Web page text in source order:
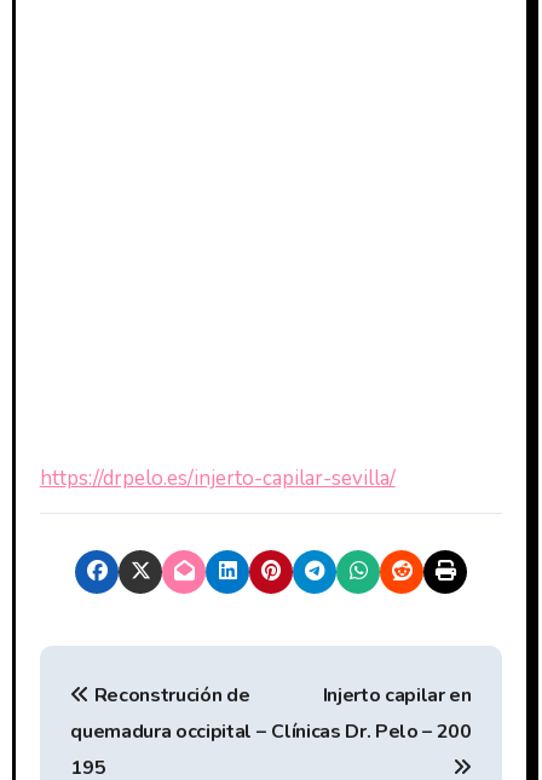
https://drpelo.es/injerto-capilar-sevilla/
N
Reconstrución de
quemadura occipital –
195
Injerto capilar en
Clínicas Dr. Pelo – 200